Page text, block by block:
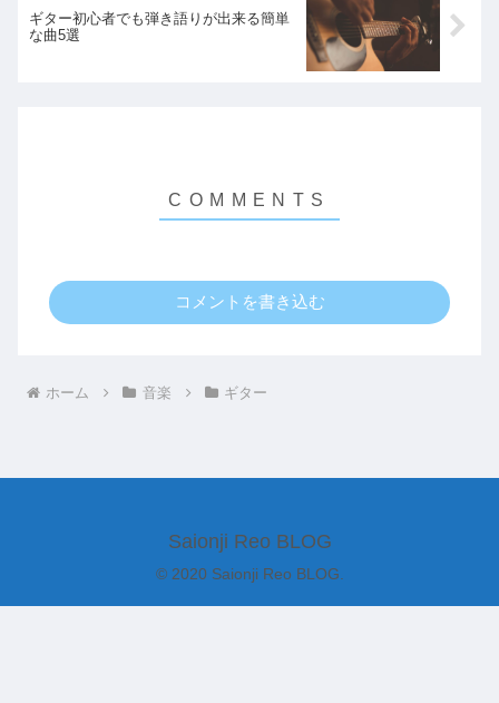
ギター初心者でも弾き語りが出来る簡単
な曲5選
コメントを書き込む
ホーム 音楽 ギター
Saionji Reo BLOG
© 2020 Saionji Reo BLOG.